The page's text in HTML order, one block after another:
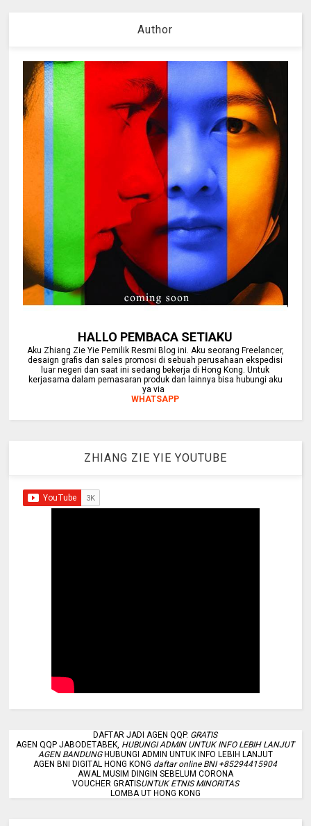
Author
HALLO PEMBACA SETIAKU
Aku Zhiang Zie Yie Pemilik Resmi Blog ini. Aku seorang Freelancer,
desaign grafis dan sales promosi di sebuah perusahaan ekspedisi
luar negeri dan saat ini sedang bekerja di Hong Kong. Untuk
kerjasama dalam pemasaran produk dan lainnya bisa hubungi aku
ya via
WHATSAPP
ZHIANG ZIE YIE YOUTUBE
DAFTAR JADI AGEN QQP. GRATIS
AGEN QQP JABODETABEK, HUBUNGI ADMIN UNTUK INFO LEBIH LANJUT
AGEN BANDUNGHUBUNGI ADMIN UNTUK INFO LEBIH LANJUT
AGEN BNI DIGITAL HONG KONG daftar online BNI +85294415904
AWAL MUSIM DINGIN SEBELUM CORONA
VOUCHER GRATISUNTUK ETNIS MINORITAS
LOMBA UT HONG KONG